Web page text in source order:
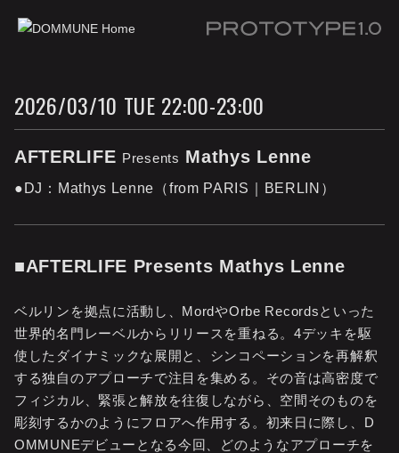
2026/03/10 TUE 22:00-23:00
AFTERLIFE Presents Mathys Lenne
●DJ：Mathys Lenne（from PARIS｜BERLIN）
■AFTERLIFE Presents Mathys Lenne
ベルリンを拠点に活動し、MordやOrbe Recordsといった
世界的名門レーベルからリリースを重ねる。4デッキを駆
使したダイナミックな展開と、シンコペーションを再解釈
する独自のアプローチで注目を集める。その音は高密度で
フィジカル、緊張と解放を往復しながら、空間そのものを
彫刻するかのようにフロアへ作用する。初来日に際し、D
OMMUNEデビューとなる今回、どのようなアプローチを